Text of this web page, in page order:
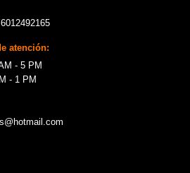
atención:
- 5 PM
- 1 PM